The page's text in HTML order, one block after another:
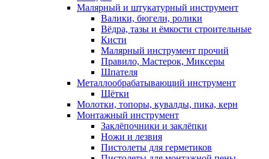
Малярный и штукатурный инструмент
Валики, бюгели, ролики
Вёдра, тазы и ёмкости строительные
Кисти
Малярный инструмент прочий
Правило, Мастерок, Миксеры
Шпателя
Металлообрабатывающий инструмент
Щётки
Молотки, топоры, кувалды, пика, керн
Монтажный инструмент
Заклёпочники и заклёпки
Ножи и лезвия
Пистолеты для герметиков